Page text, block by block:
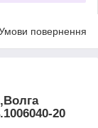
повернення
20